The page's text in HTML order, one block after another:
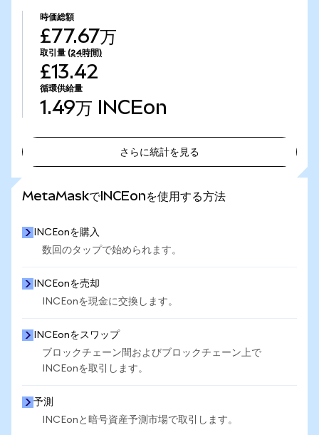
時価総額
£77.67万
取引量 (24時間)
£13.42
循環供給量
1.49万 INCEon
さらに統計を見る
MetaMaskでINCEonを使用する方法
INCEonを購入
数回のタップで始められます。
INCEonを売却
INCEonを現金に交換します。
INCEonをスワップ
ブロックチェーン間およびブロックチェーン上で
INCEonを取引します。
予測
INCEonと暗号資産予測市場で取引します。